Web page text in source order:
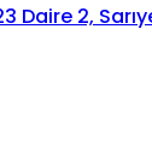
Daire 2,